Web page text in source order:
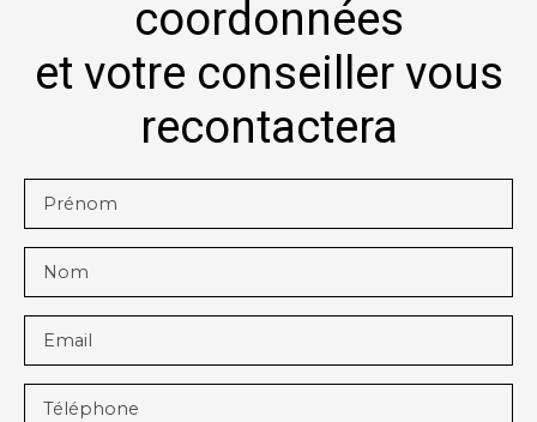
coordonnées
et votre conseiller vous
recontactera
Prénom
Nom
Email
Téléphone